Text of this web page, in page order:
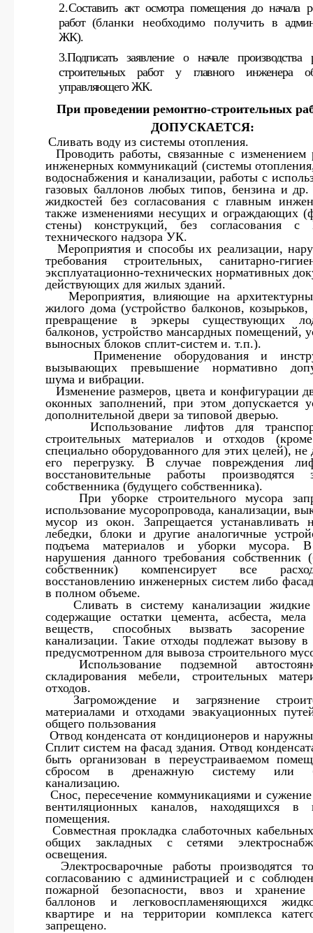
2.Составить акт осмотра помещения до начала
работ (бланки необходимо получитьв
ЖК).
3.Подписать заявление о начале производства
строительных работ у главного инженера
управляющего ЖК.
При проведении ремонтно-строительных
ДОПУСКАЕТСЯ:
Сливать воду из системы отопления.
Проводить работы, связанные с изменением
инженерных коммуникаций (системы
водоснабжения и канализации, работы с
газовых баллонов любых типов, бензина и др.
жидкостей без согласования с главным
также изменениями несущих и ограждающих
стены) конструкций, без согласования
технического надзора УК.
Мероприятия и способы их реализации,
требования строительных, санитарно-
эксплуатационно-технических нормативных
действующих для жилых зданий.
Мероприятия, влияющие на
жилого дома (устройство балконов, козырьков,
превращение в эркеры существующих
балконов, устройство мансардных помещений,
выносных блоков сплит-систем и. т.п.).
Применение оборудования и
вызывающих превышение нормативно
шума и вибрации.
Изменение размеров, цвета и конфигурации
оконных заполнений, при этом допускается
дополнительной двери за типовой дверью.
Использование лифтов для
строительных материалов и отходов
специально оборудованного для этих целей), не
его перегрузку. В случае повреждения
восстановительные работы производятся
собственника (будущего собственника).
При уборке строительного мусора
использование мусоропровода, канализации,
мусор из окон. Запрещается устанавливать
лебедки, блоки и другие аналогичные
подъема материалов и уборки мусора. В
нарушения данного требования собственник
собственник) компенсирует все
восстановлению инженерных систем либо
в полном объеме.
Сливать в систему канализации
содержащие остатки цемента, асбеста,
веществ, способных вызвать засорение
канализации. Такие отходы подлежат вызову в
предусмотренном для вывоза строительного
Использование подземной
складирования мебели, строительных
отходов.
Загромождение и загрязнение
материалами и отходами эвакуационных
общего пользования
Отвод конденсата от кондиционеров и
Сплит систем на фасад здания. Отвод
быть организован в переустраиваемом
сбросом в дренажную систему или
канализацию.
Снос, пересечение коммуникациями и
вентиляционных каналов, находящихся в
помещения.
Совместная прокладка слаботочных
общих закладных с сетями
освещения.
Электросварочные работы производятся
согласованию с администрацией и с
пожарной безопасности, ввоз и хранение
баллонов и легковоспламеняющихся
квартире и на территории комплекса
запрещено.